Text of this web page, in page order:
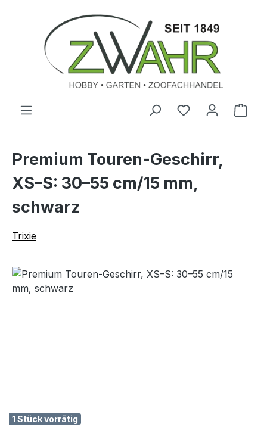
Zum Hauptinhalt springen
Premium Touren-Geschirr,
XS–S: 30–55 cm/15 mm,
schwarz
Trixie
Bildergalerie überspringen
1 Stück vorrätig